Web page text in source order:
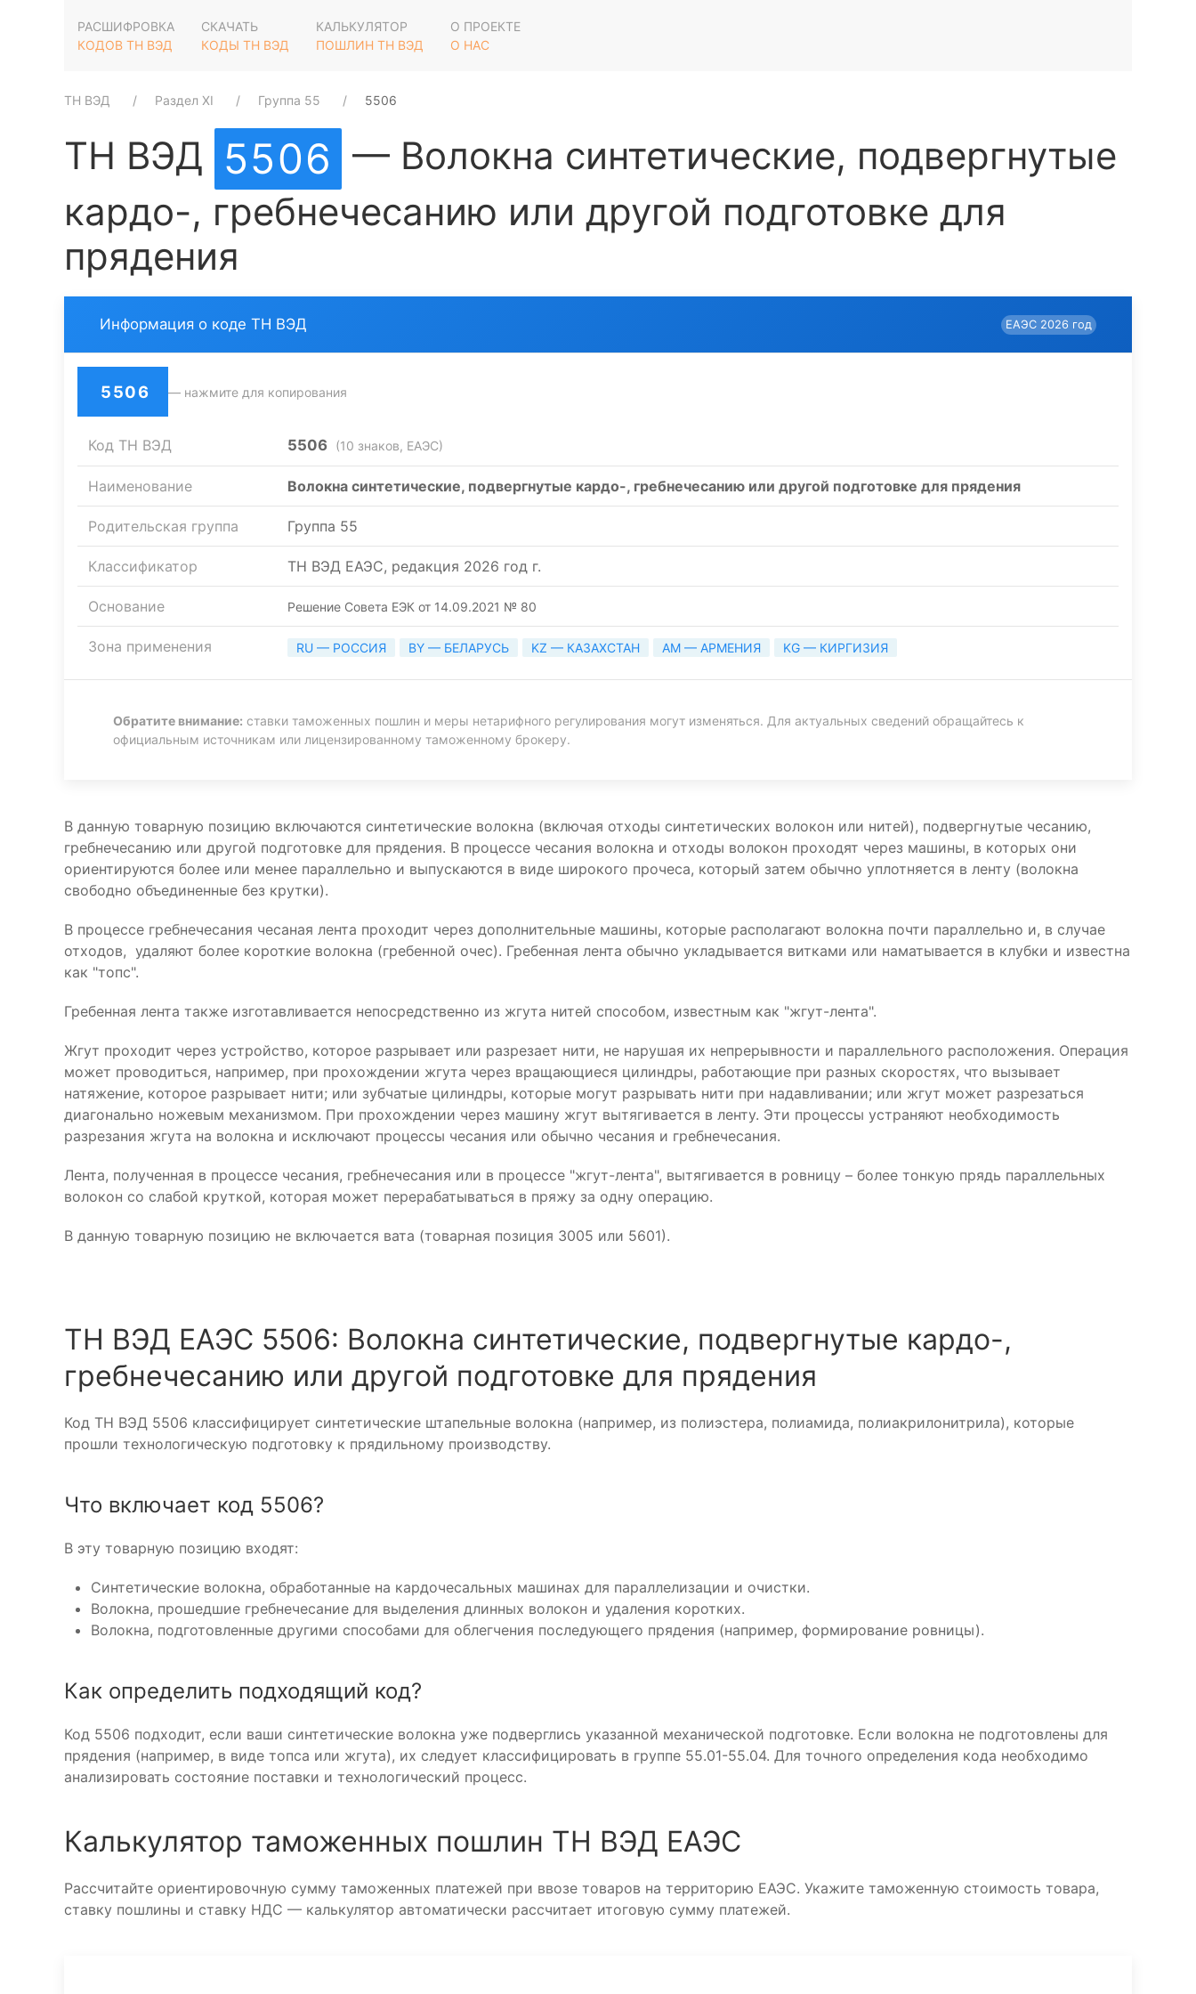
РАСШИФРОВКА
КОДОВ ТН ВЭД
СКАЧАТЬ
КОДЫ ТН ВЭД
КАЛЬКУЛЯТОР
ПОШЛИН ТН ВЭД
О ПРОЕКТЕ
О НАС
ТН ВЭД Раздел XI Группа 55 5506
ТН ВЭД 5506 — Волокна синтетические, подвергнутые
кардо-, гребнечесанию или другой подготовке для
прядения
Информация о коде ТН ВЭД ЕАЭС 2026 год
5506 — нажмите для копирования
Код ТН ВЭД 5506 (10 знаков, ЕАЭС)
Наименование Волокна синтетические, подвергнутые кардо-, гребнечесанию или другой подготовке для прядения
Родительская группа Группа 55
Классификатор ТН ВЭД ЕАЭС, редакция 2026 год г.
Основание Решение Совета ЕЭК от 14.09.2021 № 80
Зона применения RU — РОССИЯ BY — БЕЛАРУСЬ KZ — КАЗАХСТАН AM — АРМЕНИЯ KG — КИРГИЗИЯ
Обратите внимание: ставки таможенных пошлин и меры нетарифного регулирования могут изменяться. Для актуальных сведений обращайтесь к
официальным источникам или лицензированному таможенному брокеру.
В данную товарную позицию включаются синтетические волокна (включая отходы синтетических волокон или нитей), подвергнутые чесанию,
гребнечесанию или другой подготовке для прядения. В процессе чесания волокна и отходы волокон проходят через машины, в которых они
ориентируются более или менее параллельно и выпускаются в виде широкого прочеса, который затем обычно уплотняется в ленту (волокна
свободно объединенные без крутки).
В процессе гребнечесания чесаная лента проходит через дополнительные машины, которые располагают волокна почти параллельно и, в случае
отходов, удаляют более короткие волокна (гребенной очес). Гребенная лента обычно укладывается витками или наматывается в клубки и известна
как "топс".
Гребенная лента также изготавливается непосредственно из жгута нитей способом, известным как "жгут-лента".
Жгут проходит через устройство, которое разрывает или разрезает нити, не нарушая их непрерывности и параллельного расположения. Операция
может проводиться, например, при прохождении жгута через вращающиеся цилиндры, работающие при разных скоростях, что вызывает
натяжение, которое разрывает нити; или зубчатые цилиндры, которые могут разрывать нити при надавливании; или жгут может разрезаться
диагонально ножевым механизмом. При прохождении через машину жгут вытягивается в ленту. Эти процессы устраняют необходимость
разрезания жгута на волокна и исключают процессы чесания или обычно чесания и гребнечесания.
Лента, полученная в процессе чесания, гребнечесания или в процессе "жгут-лента", вытягивается в ровницу – более тонкую прядь параллельных
волокон со слабой круткой, которая может перерабатываться в пряжу за одну операцию.
В данную товарную позицию не включается вата (товарная позиция 3005 или 5601).
ТН ВЭД ЕАЭС 5506: Волокна синтетические, подвергнутые кардо-,
гребнечесанию или другой подготовке для прядения
Код ТН ВЭД 5506 классифицирует синтетические штапельные волокна (например, из полиэстера, полиамида, полиакрилонитрила), которые
прошли технологическую подготовку к прядильному производству.
Что включает код 5506?
В эту товарную позицию входят:
Синтетические волокна, обработанные на кардочесальных машинах для параллелизации и очистки.
Волокна, прошедшие гребнечесание для выделения длинных волокон и удаления коротких.
Волокна, подготовленные другими способами для облегчения последующего прядения (например, формирование ровницы).
Как определить подходящий код?
Код 5506 подходит, если ваши синтетические волокна уже подверглись указанной механической подготовке. Если волокна не подготовлены для
прядения (например, в виде топса или жгута), их следует классифицировать в группе 55.01-55.04. Для точного определения кода необходимо
анализировать состояние поставки и технологический процесс.
Калькулятор таможенных пошлин ТН ВЭД ЕАЭС
Рассчитайте ориентировочную сумму таможенных платежей при ввозе товаров на территорию ЕАЭС. Укажите таможенную стоимость товара,
ставку пошлины и ставку НДС — калькулятор автоматически рассчитает итоговую сумму платежей.